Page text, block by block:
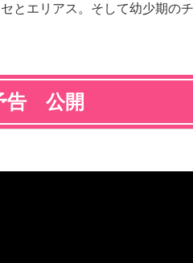
とエリアス。そして幼少期の
告 公開